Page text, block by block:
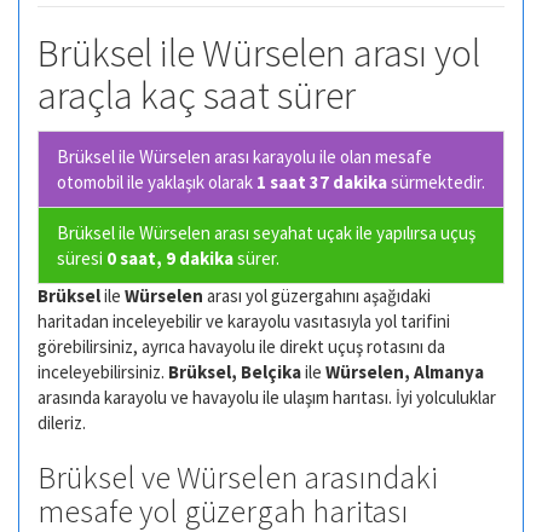
Brüksel ile Würselen arası yol
araçla kaç saat sürer
Brüksel ile Würselen arası karayolu ile olan mesafe
otomobil ile yaklaşık olarak 1 saat 37 dakikasürmektedir.
Brüksel ile Würselen arası seyahat uçak ile yapılırsa uçuş
süresi 0 saat, 9 dakikasürer.
Brükselile Würselen arası yol güzergahını aşağıdaki
haritadan inceleyebilir ve karayolu vasıtasıyla yol tarifini
görebilirsiniz, ayrıca havayolu ile direkt uçuş rotasını da
inceleyebilirsiniz. Brüksel, Belçikaile Würselen, Almanya
arasında karayolu ve havayolu ile ulaşım harıtası. İyi yolculuklar
dileriz.
Brüksel ve Würselen arasındaki
mesafe yol güzergah haritası